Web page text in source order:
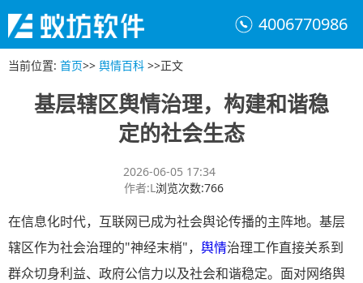
4006770986
当前位置: 首页>> 舆情百科 >>正文
基层辖区舆情治理，构建和谐稳
定的社会生态
2026-06-05 17:34
作者:L浏览次数:766
在信息化时代，互联网已成为社会舆论传播的主阵地。基层
辖区作为社会治理的"神经末梢"， 舆情治理工作直接关系到
群众切身利益、政府公信力以及社会和谐稳定。面对网络舆